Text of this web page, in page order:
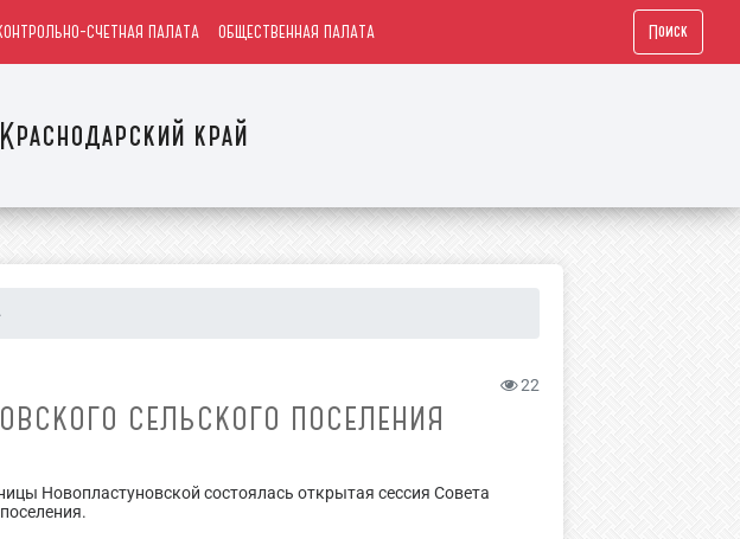
край
СЧЕТНАЯ ПАЛАТА ОБЩЕСТВЕННАЯ ПАЛАТА Поиск
22
СЕЛЬСКОГО ПОСЕЛЕНИЯ
Новопластуновской состоялась открытая сессия Совета